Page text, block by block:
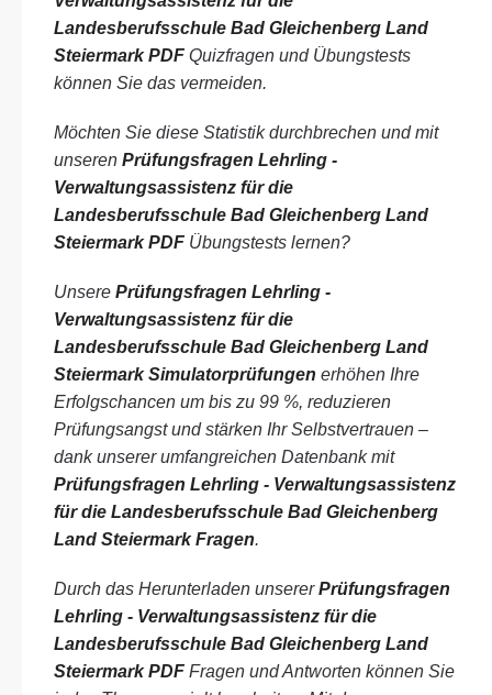
Landesberufsschule Bad Gleichenberg Land
Steiermark PDF Quizfragen und Übungstests
können Sie das vermeiden.
Möchten Sie diese Statistik durchbrechen und mit
unseren Prüfungsfragen Lehrling -
Verwaltungsassistenz für die
Landesberufsschule Bad Gleichenberg Land
Steiermark PDF Übungstests lernen?
Unsere Prüfungsfragen Lehrling -
Verwaltungsassistenz für die
Landesberufsschule Bad Gleichenberg Land
Steiermark Simulatorprüfungen erhöhen Ihre
Erfolgschancen um bis zu 99 %, reduzieren
Prüfungsangst und stärken Ihr Selbstvertrauen –
dank unserer umfangreichen Datenbank mit
Prüfungsfragen Lehrling - Verwaltungsassistenz
für die Landesberufsschule Bad Gleichenberg
Land Steiermark Fragen.
Durch das Herunterladen unsererPrüfungsfragen
Lehrling - Verwaltungsassistenz für die
Landesberufsschule Bad Gleichenberg Land
Steiermark PDF Fragen und Antworten können Sie